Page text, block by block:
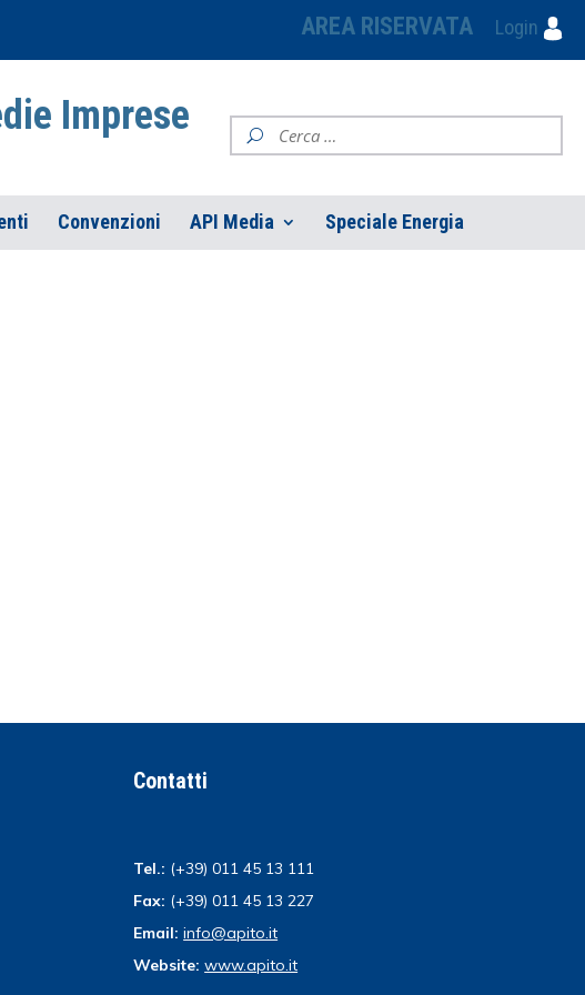
AREA RISERVATA Login
Imprese
Convenzioni API Media Speciale Energia
Contatti
Tel.: (+39) 011 45 13 111
Fax: (+39) 011 45 13 227
Email: info@apito.it
Website: www.apito.it